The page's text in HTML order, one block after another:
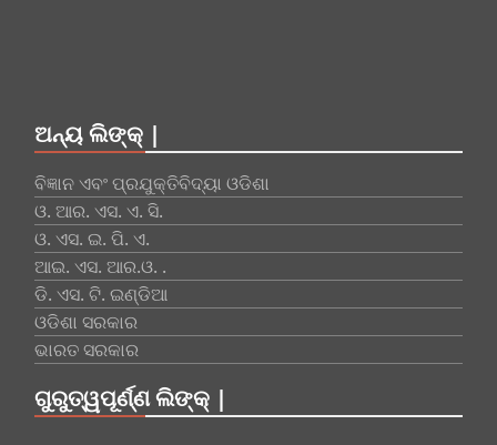
ଅନ୍ୟ ଲିଙ୍କ୍ |
ବିଜ୍ଞାନ ଏବଂ ପ୍ରଯୁକ୍ତିବିଦ୍ୟା ଓଡିଶା
ଓ. ଆର. ଏସ. ଏ. ସି.
ଓ. ଏସ. ଇ. ପି. ଏ.
ଆଇ. ଏସ. ଆର.ଓ. .
ଡି. ଏସ. ଟି. ଇଣ୍ଡିଆ
ଓଡିଶା ସରକାର
ଭାରତ ସରକାର
ଗୁରୁତ୍ୱପୂର୍ଣ୍ଣ ଲିଙ୍କ୍ |